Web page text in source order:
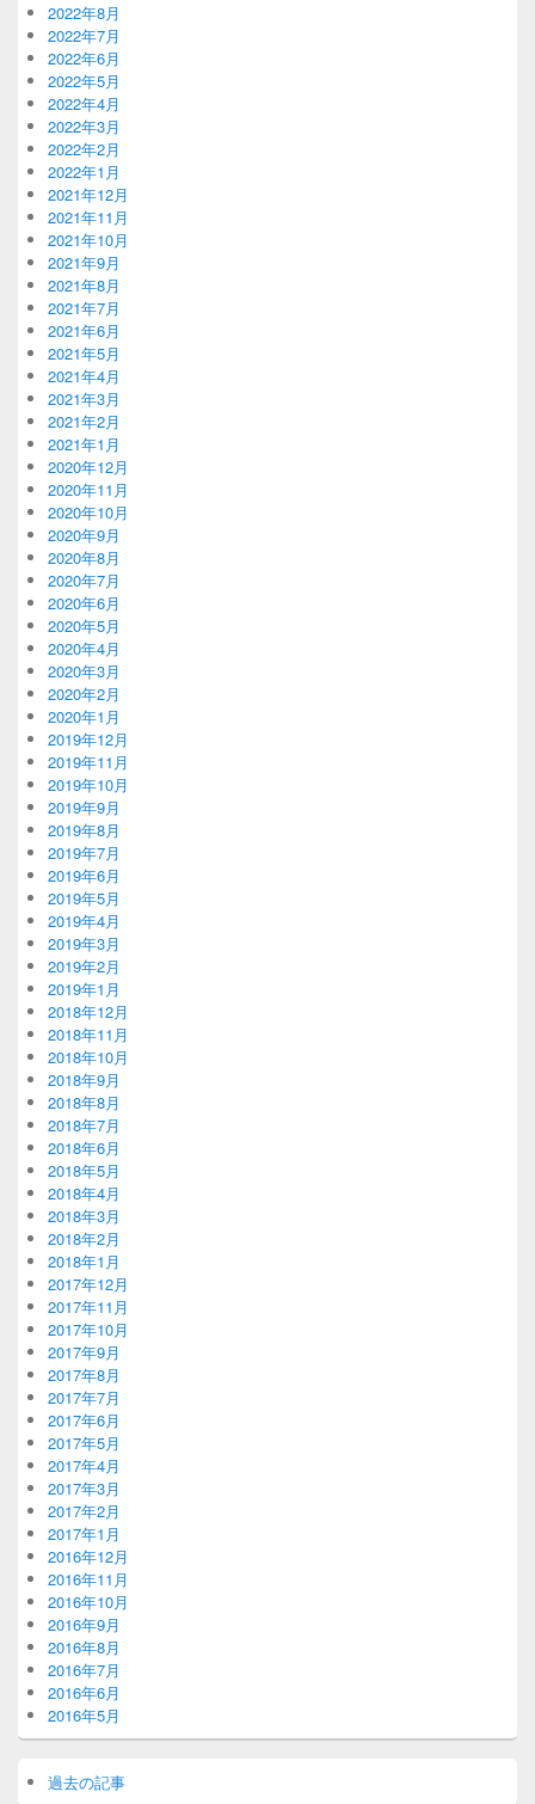
2022年8月
2022年7月
2022年6月
2022年5月
2022年4月
2022年3月
2022年2月
2022年1月
2021年12月
2021年11月
2021年10月
2021年9月
2021年8月
2021年7月
2021年6月
2021年5月
2021年4月
2021年3月
2021年2月
2021年1月
2020年12月
2020年11月
2020年10月
2020年9月
2020年8月
2020年7月
2020年6月
2020年5月
2020年4月
2020年3月
2020年2月
2020年1月
2019年12月
2019年11月
2019年10月
2019年9月
2019年8月
2019年7月
2019年6月
2019年5月
2019年4月
2019年3月
2019年2月
2019年1月
2018年12月
2018年11月
2018年10月
2018年9月
2018年8月
2018年7月
2018年6月
2018年5月
2018年4月
2018年3月
2018年2月
2018年1月
2017年12月
2017年11月
2017年10月
2017年9月
2017年8月
2017年7月
2017年6月
2017年5月
2017年4月
2017年3月
2017年2月
2017年1月
2016年12月
2016年11月
2016年10月
2016年9月
2016年8月
2016年7月
2016年6月
2016年5月
過去の記事